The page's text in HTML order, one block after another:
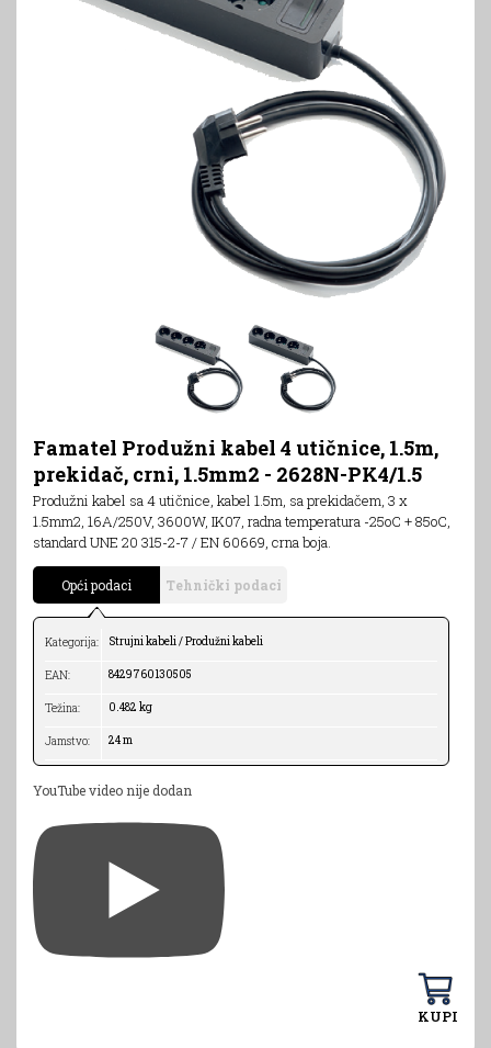
Famatel Produžni kabel 4 utičnice, 1.5m,
prekidač, crni, 1.5mm2 - 2628N-PK4/1.5
Produžni kabel sa 4 utičnice, kabel 1.5m, sa prekidačem, 3 x
1.5mm2, 16A/250V, 3600W, IK07, radna temperatura -25oC + 85oC,
standard UNE 20 315-2-7 / EN 60669, crna boja.
Opći podaci Tehnički podaci
Kategorija: Strujni kabeli / Produžni kabeli
EAN: 8429760130505
Težina: 0.482 kg
Jamstvo: 24 m
YouTube video nije dodan
KUPI